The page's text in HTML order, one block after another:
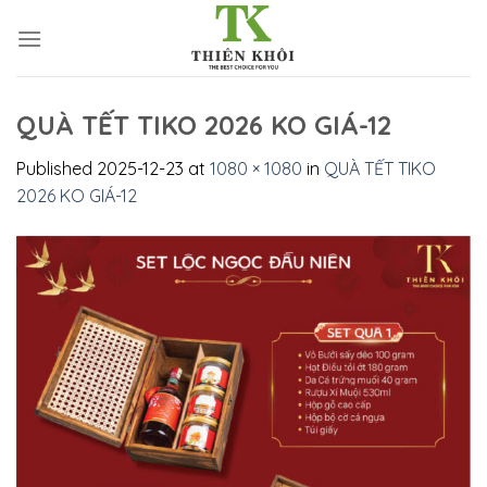
QUÀ TẾT TIKO 2026 KO GIÁ-12
Published 2025-12-23 at 1080 × 1080 in QUÀ TẾT TIKO
2026 KO GIÁ-12